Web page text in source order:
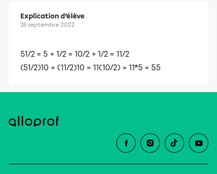
Explication d’élève
26 septembre 2022
51/2 = 5 + 1/2 = 10/2 + 1/2 = 11/2
(51/2)10 = (11/2)10 = 11(10/2) = 11*5 = 55